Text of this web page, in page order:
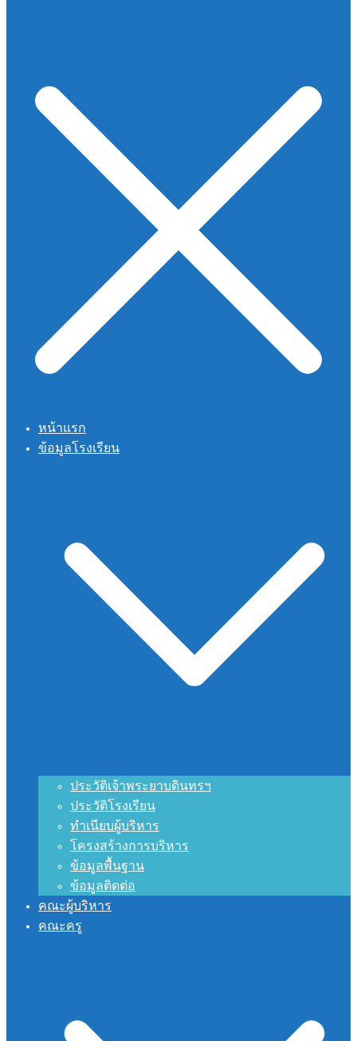
หน้าแรก
ข้อมูลโรงเรียน
ประวัติเจ้าพระยาบดินทรฯ
ประวัติโรงเรียน
ทำเนียบผู้บริหาร
โครงสร้างการบริหาร
ข้อมูลพื้นฐาน
ข้อมูลติดต่อ
คณะผู้บริหาร
คณะครู